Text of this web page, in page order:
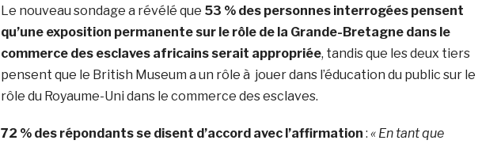
Le nouveau sondage a révélé que 53 % des personnes interrogées pensent
qu’une exposition permanente sur le rôle de la Grande-Bretagne dans le
commerce des esclaves africains serait appropriée, tandis que les deux tiers
pensent que le British Museum a un rôle à jouer dans l’éducation du public sur le
rôle du Royaume-Uni dans le commerce des esclaves.
72 % des répondants se disent d’accord avec l’affirmation : « En tant que